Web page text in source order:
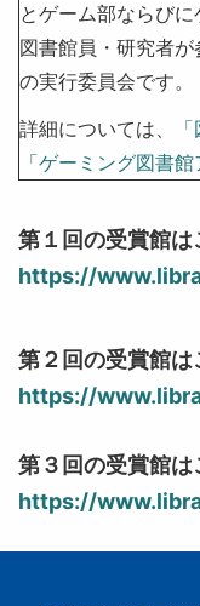
とゲーム部ならび
図書館員・研究者
の実行委員会です。
詳細については、
「ゲーミング図書館
第１回の受賞館
https://
第２回の受賞館
https://
第３回の受賞館
https://